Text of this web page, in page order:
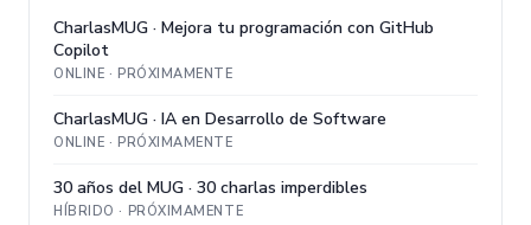
CharlasMUG · Mejora tu programación con GitHub
Copilot
ONLINE · PRÓXIMAMENTE
CharlasMUG · IA en Desarrollo de Software
ONLINE · PRÓXIMAMENTE
30 años del MUG · 30 charlas imperdibles
HÍBRIDO · PRÓXIMAMENTE